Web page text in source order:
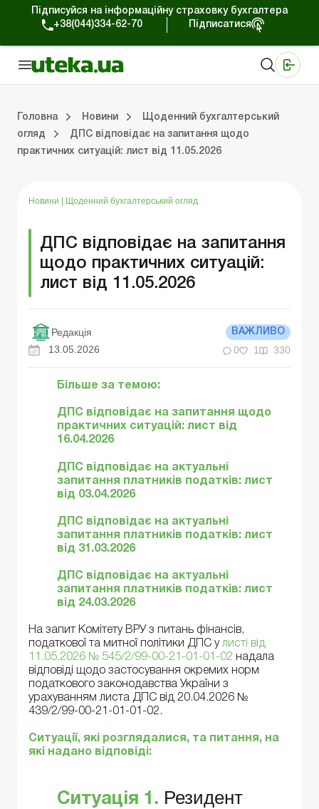
Підписуйся на інформаційну страховку бухгалтера
+38(044)334-62-70
Підписатися
Головна Новини
Щоденний бухгалтерський
огляд
ДПС відповідає на запитання щодо
практичних ситуацій: лист від 11.05.2026
Новини Щоденний бухгалтерський огляд
ДПС відповідає на запитання
щодо практичних ситуацій:
лист від 11.05.2026
Редакція ВАЖЛИВО
13.05.2026 0 1 330
Більше за темою:
ДПС відповідає на запитання щодо
практичних ситуацій: лист від
16.04.2026
ДПС відповідає на актуальні
запитання платників податків: лист
від 03.04.2026
ДПС відповідає на актуальні
запитання платників податків: лист
від 31.03.2026
ДПС відповідає на актуальні
запитання платників податків: лист
від 24.03.2026
На запит Комітету ВРУ з питань фінансів,
податкової та митної політики ДПС улисті від
11.05.2026 № 545/2/99-00-21-01-01-02 надала
відповіді щодо застосування окремих норм
податкового законодавства України з
урахуванням листа ДПС від 20.04.2026 №
439/2/99-00-21-01-01-02.
Ситуації, які розглядалися, та питання, на
які надано відповіді:
Ситуація 1. Резидент